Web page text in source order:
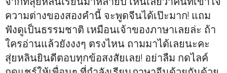
ความต่างของสองคำนี้ จะพูดจีนได้เป๊ะมาก! แถม
ฟังดูเป็นธรรมชาติ เหมือนเจ้าของภาษาเลยล่ะ ถ้า
ใครอ่านแล้วยังงงๆ ตรงไหน ถามมาได้เลยนะคะ
สุ่ยหลินยินดีตอบทุกข้อสงสัยเลย! อย่าลืม กดไลค์